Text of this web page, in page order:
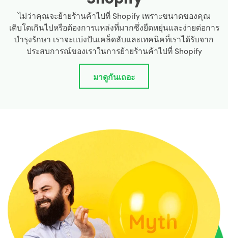
ไม่ว่าคุณจะย้ายร้านค้าไปที่ Shopify เพราะขนาดของคุณ
เติบโตเกินไปหรือต้องการแหล่งที่มากซึ่งยืดหยุ่นและง่ายต่อการ
บำรุงรักษา เราจะแบ่งปันเคล็ดลับและเทคนิคที่เราได้รับจาก
ประสบการณ์ของเราในการย้ายร้านค้าไปที่ Shopify
มาดูกันเถอะ